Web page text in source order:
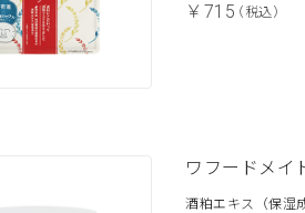
￥715（税込）
ワフードメ
酒粕エキス（保湿